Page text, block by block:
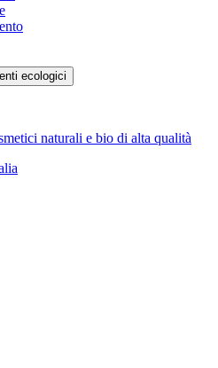
naturali e bio di alta qualità